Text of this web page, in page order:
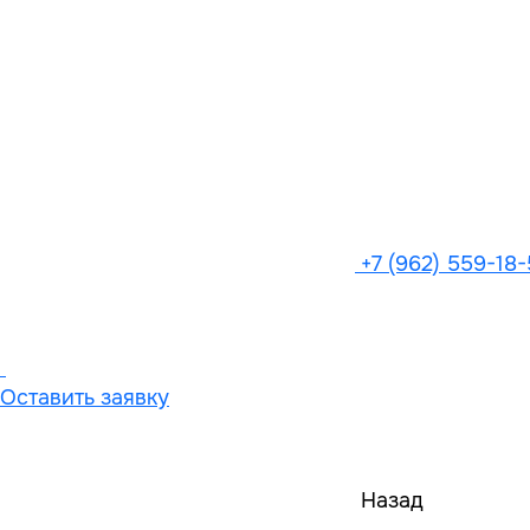
+7 (962) 559-
Оставить заявку
Назад